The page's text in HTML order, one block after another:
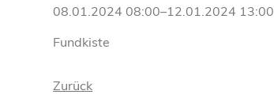
08.01.2024 08:00–12.01.2024 13:00
Fundkiste
Zurück